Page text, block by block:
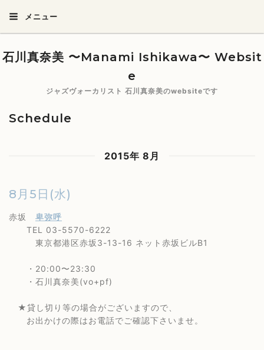
メニュー
石川真奈美 〜Manami Ishikawa〜 Websit
e
ジャズヴォーカリスト 石川真奈美のwebsiteです
Schedule
2015年 8月
8月5日(水)
赤坂 卑弥呼
TEL 03-5570-6222
東京都港区赤坂3-13-16 ネット赤坂ビルB1
・20:00〜23:30
・石川真奈美(vo+pf)
★貸し切り等の場合がございますので、
お出かけの際はお電話でご確認下さいませ。